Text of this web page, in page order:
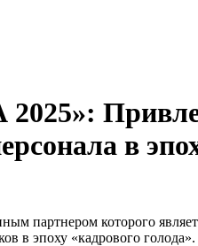
в
партнером которого
в эпоху «кадрового голода».